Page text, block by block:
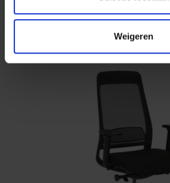
Weigeren
Op voorraad 3-5 werkdagen